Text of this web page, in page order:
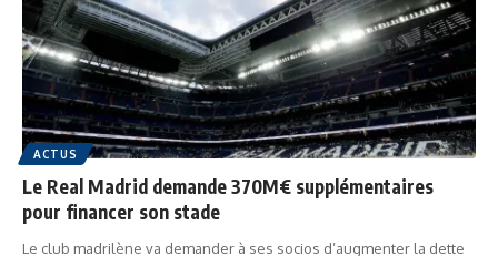
ACTUS
Le Real Madrid demande 370M€ supplémentaires
pour financer son stade
Le club madrilène va demander à ses socios d’augmenter la dette